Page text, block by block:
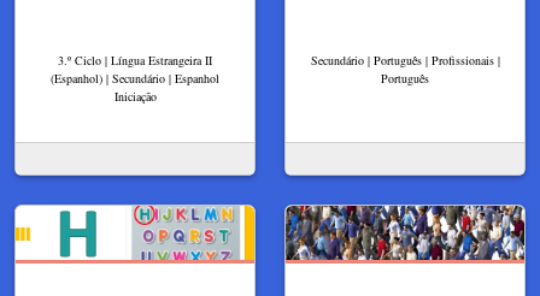
3.º Ciclo | Língua Estrangeira II
(Espanhol) | Secundário | Espanhol
Iniciação
Secundário | Português | Profissionais |
Português